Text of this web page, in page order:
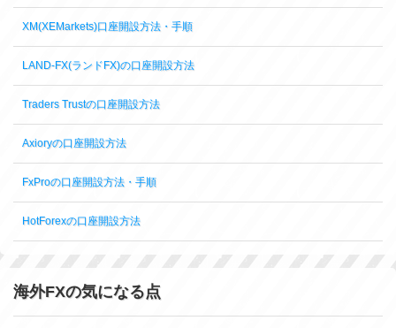
XM(XEMarkets)口座開設方法・手順
LAND-FX(ランドFX)の口座開設方法
Traders Trustの口座開設方法
Axioryの口座開設方法
FxProの口座開設方法・手順
HotForexの口座開設方法
海外FXの気になる点